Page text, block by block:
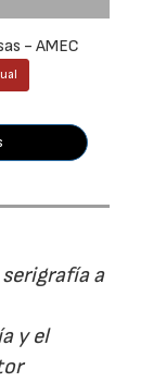
- AMEC
a
y el